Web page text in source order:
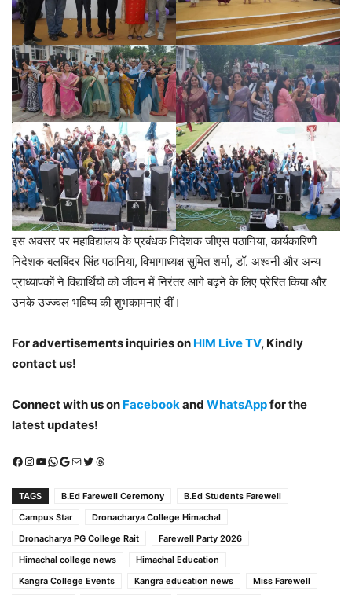
इस अवसर पर महाविद्यालय के प्रबंधक निदेशक जीएस पठानिया, कार्यकारिणी
निदेशक बलबिंदर सिंह पठानिया, विभागाध्यक्ष सुमित शर्मा, डॉ. अश्वनी और अन्य
प्राध्यापकों ने विद्यार्थियों को जीवन में निरंतर आगे बढ़ने के लिए प्रेरित किया और
उनके उज्ज्वल भविष्य की शुभकामनाएं दीं।
For advertisements inquiries on HIM Live TV, Kindly
contact us!
Connect with us on Facebookand WhatsAppfor the
latest updates!
Facebook
Instagram
YouTube
WhatsApp
Google
MailX (Twitter)
Threads
TAGS B.Ed Farewell Ceremony
B.Ed Students Farewell
Campus Star
Dronacharya College Himachal
Dronacharya PG College Rait
Farewell Party 2026
Himachal college news
Himachal Education
Kangra College Events
Kangra education news
Miss Farewell